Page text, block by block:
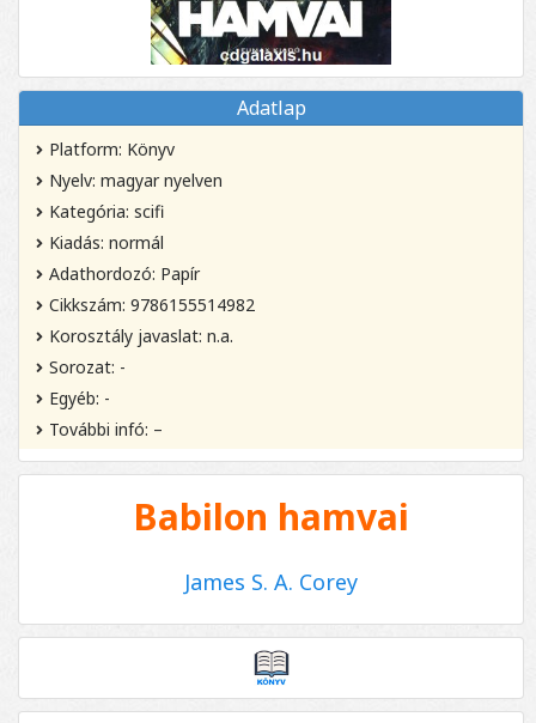
Adatlap
Platform: Könyv
Nyelv: magyar nyelven
Kategória: scifi
Kiadás: normál
Adathordozó: Papír
Cikkszám: 9786155514982
Korosztály javaslat: n.a.
Sorozat: -
Egyéb: -
További infó: –
Babilon hamvai
James S. A. Corey